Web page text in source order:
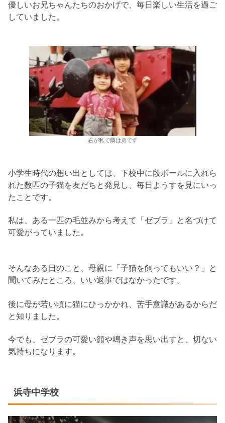
優しいお兄ちゃんたちのおかげで、毎日楽しい生活を過ご
していました。
右が私で隣は弟です
小学生時代の想い出としては、下校中に段ボールに入れら
れた数匹の子猫を友だちと発見し、毎日ようすを見にいっ
たことです。
私は、ある一匹の毛並みから考えて「ゼブラ」と名づけて
可愛がっていました。
そんなある日のこと、母親に「子猫を飼ってもいい？」と
聞いてみたところ、いい返事ではなかったです。
後に母が若い頃に猫にひっかかれ、苦手意識があるからだ
と知りました。
今でも、ゼブラの可愛い顔や鳴き声を思い出すと、切ない
気持ちになります。
浜寺中学校